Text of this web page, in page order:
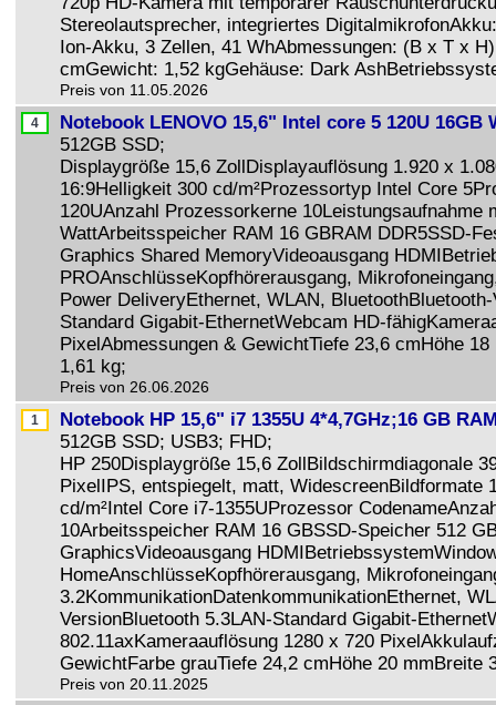
Stereolautsprecher, integriertes
Ion-Akku, 3 Zellen, 41 WhAbmessungen: (B x T x
cmGewicht: 1,52 kgGehäuse: Dark
Preis von 11.05.2026
Notebook LENOVO 15,6" Intel core 5 120U 16GB
512GB SSD;
Displaygröße 15,6 ZollDisplayauflösung 1.920 x
16:9Helligkeit 300 cd/m²Prozessortyp Intel Core
120UAnzahl Prozessorkerne 10Leistungsaufnahme
WattArbeitsspeicher RAM 16 GBRAM DDR5SSD-
Graphics Shared MemoryVideoausgang
PROAnschlüsseKopfhörerausgang,
Power DeliveryEthernet, WLAN,
Standard Gigabit-EthernetWebcam HD-
PixelAbmessungen & GewichtTiefe 23,6 cmHöhe
1,61 kg;
Preis von 26.06.2026
Notebook HP 15,6" i7 1355U 4*4,7GHz;16 GB
512GB SSD; USB3; FHD;
HP 250Displaygröße 15,6 ZollBildschirmdiagonale
PixelIPS, entspiegelt, matt, WidescreenBildformate
cd/m²Intel Core i7-1355UProzessor
10Arbeitsspeicher RAM 16 GBSSD-Speicher 512
GraphicsVideoausgang
HomeAnschlüsseKopfhörerausgang,
3.2KommunikationDatenkommunikationEthernet,
VersionBluetooth 5.3LAN-Standard Gigabit-
802.11axKameraauflösung 1280 x 720
GewichtFarbe grauTiefe 24,2 cmHöhe 20
Preis von 20.11.2025